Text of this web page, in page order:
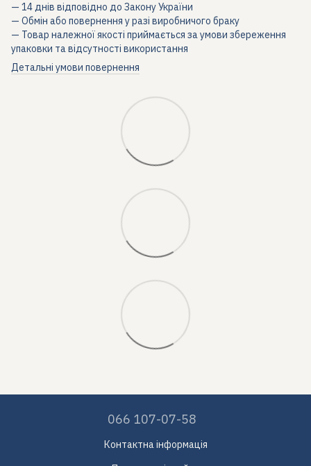
— 14 днів відповідно до Закону України
— Обмін або повернення у разі виробничого браку
— Товар належної якості приймається за умови збереження
упаковки та відсутності використання
Детальні умови повернення
066 107-07-58
Контактна інформація